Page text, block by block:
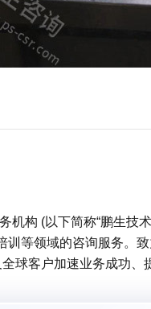
机构 (以下简称“鹏生技
等领域的咨询服务。
球客户加速业务成功、